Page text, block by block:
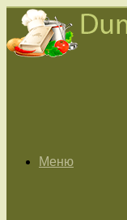
Меню